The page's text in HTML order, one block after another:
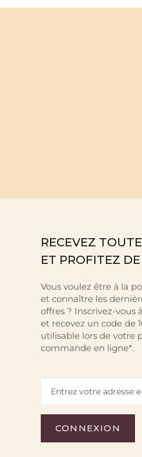
RECEVEZ
ET PROFITEZ DE
Vous voulez être à la
et connaître les
offres ? Inscrivez-vous
et recevez un code de
utilisable lors de votre
commande en ligne*.